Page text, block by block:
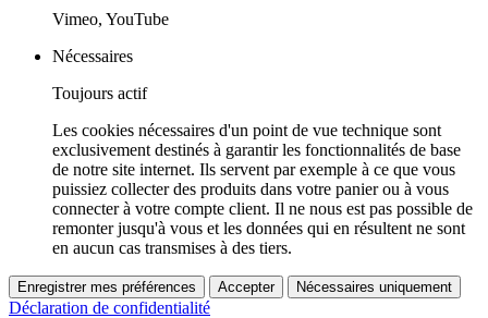
Vimeo, YouTube
Nécessaires
Toujours actif
Les cookies nécessaires d'un point de vue technique sont
exclusivement destinés à garantir les fonctionnalités de base
de notre site internet. Ils servent par exemple à ce que vous
puissiez collecter des produits dans votre panier ou à vous
connecter à votre compte client. Il ne nous est pas possible de
remonter jusqu'à vous et les données qui en résultent ne sont
en aucun cas transmises à des tiers.
Enregistrer mes préférences Accepter Nécessaires uniquement
Déclaration de confidentialité